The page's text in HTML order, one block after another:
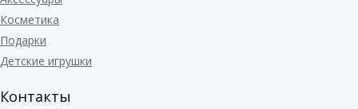
Косметика
Подарки
Детские игрушки
Контакты